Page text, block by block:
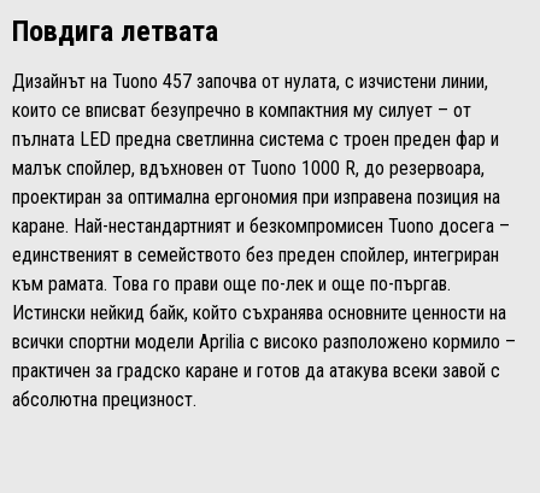
Повдига летвата
Дизайнът на Tuono 457 започва от нулата, с изчистени линии,
които се вписват безупречно в компактния му силует – от
пълната LED предна светлинна система с троен преден фар и
малък спойлер, вдъхновен от Tuono 1000 R, до резервоара,
проектиран за оптимална ергономия при изправена позиция на
каране. Най-нестандартният и безкомпромисен Tuono досега –
единственият в семейството без преден спойлер, интегриран
към рамата. Това го прави още по-лек и още по-пъргав.
Истински нейкид байк, който съхранява основните ценности на
всички спортни модели Aprilia с високо разположено кормило –
практичен за градско каране и готов да атакува всеки завой с
абсолютна прецизност.